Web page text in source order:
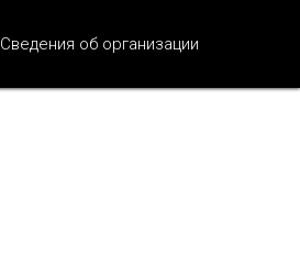
Сведения об организации